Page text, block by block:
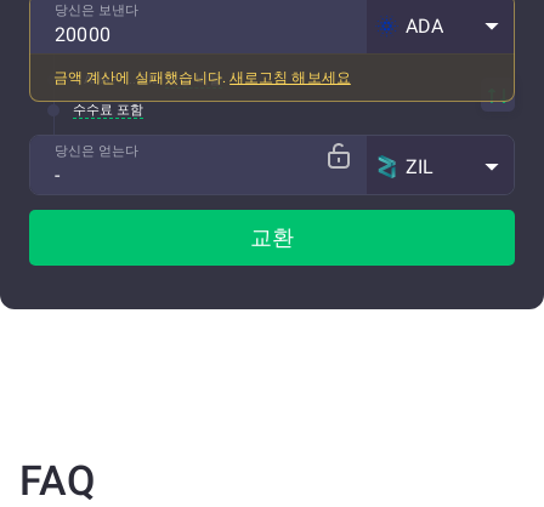
당신은 보낸다
ADA
금액 계산에 실패했습니다.새로고침 해보세요
1 ADA ~ ... ZIL 예상 비율
수수료 포함
당신은 얻는다
ZIL
교환
FAQ